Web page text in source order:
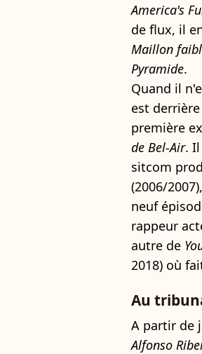
America's
de flux, il
Maillon
Pyramide.
Quand il
est
première
de Bel-Air.
sitcom
(2006/
neuf
rappeur
autre de
2018) où
Au
A partir de
Alfonso